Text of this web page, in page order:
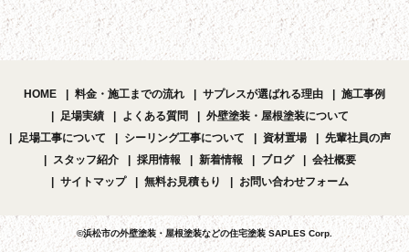
HOME 料金・施工までの流れ サプレスが選ばれる理由
施工事例
足場実績
よくある質問
外壁塗装・屋根塗装について
足場工事について
シーリング工事について 資材置場
先輩社員の声
スタッフ紹介
採用情報 新着情報 ブログ
会社概要
サイトマップ
無料お見積もり お問い合わせフォーム
©浜松市の外壁塗装・屋根塗装などの住宅塗装 SAPLES Corp.